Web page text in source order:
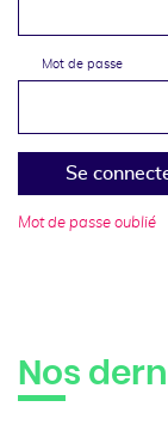
Mot de passe
Se
Mot de passe oublié
Nos